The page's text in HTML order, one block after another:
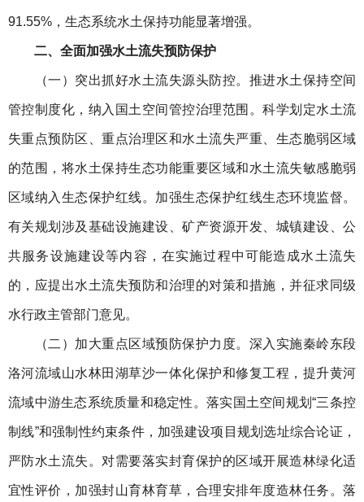
91.55%，生态系统水土保持功能显著增强。
二、全面加强水土流失预防保护
（一）突出抓好水土流失源头防控。推进水土保持空间
管控制度化，纳入国土空间管控治理范围。科学划定水土流
失重点预防区、重点治理区和水土流失严重、生态脆弱区域
的范围，将水土保持生态功能重要区域和水土流失敏感脆弱
区域纳入生态保护红线。加强生态保护红线生态环境监督。
有关规划涉及基础设施建设、矿产资源开发、城镇建设、公
共服务设施建设等内容，在实施过程中可能造成水土流失
的，应提出水土流失预防和治理的对策和措施，并征求同级
水行政主管部门意见。
（二）加大重点区域预防保护力度。深入实施秦岭东段
洛河流域山水林田湖草沙一体化保护和修复工程，提升黄河
流域中游生态系统质量和稳定性。落实国土空间规划“三条控
制线”和强制性约束条件，加强建设项目规划选址综合论证，
严防水土流失。对需要落实封育保护的区域开展造林绿化适
宜性评价，加强封山育林育草，合理安排年度造林任务。落